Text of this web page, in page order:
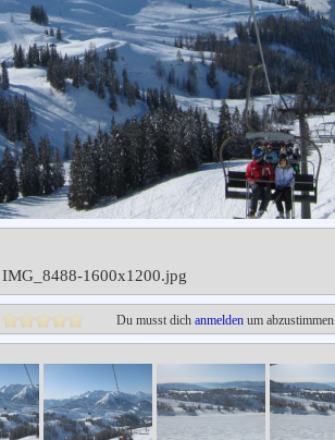
IMG_8488-1600x1200.jpg
Du musst dich anmelden um abzustimmen